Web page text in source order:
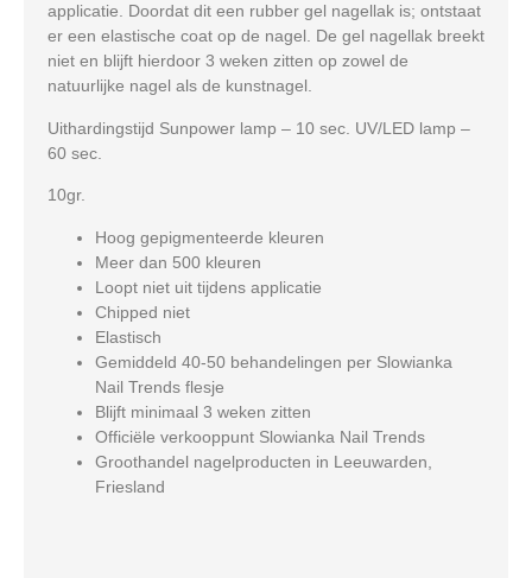
applicatie. Doordat dit een rubber gel nagellak is; ontstaat
er een elastische coat op de nagel. De gel nagellak breekt
niet en blijft hierdoor 3 weken zitten op zowel de
natuurlijke nagel als de kunstnagel.
Uithardingstijd Sunpower lamp – 10 sec. UV/LED lamp –
60 sec.
10gr.
Hoog gepigmenteerde kleuren
Meer dan 500 kleuren
Loopt niet uit tijdens applicatie
Chipped niet
Elastisch
Gemiddeld 40-50 behandelingen per Slowianka
Nail Trends flesje
Blijft minimaal 3 weken zitten
Officiële verkooppunt Slowianka Nail Trends
Groothandel nagelproducten in Leeuwarden,
Friesland